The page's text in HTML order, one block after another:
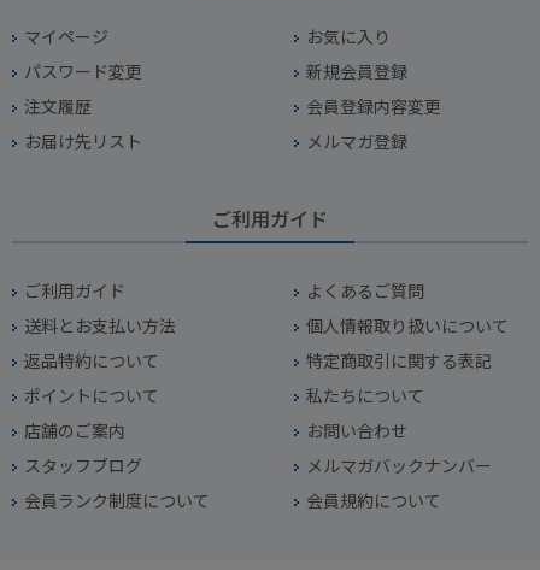
マイページ
お気に入り
パスワード変更
新規会員登録
注文履歴
会員登録内容変更
お届け先リスト
メルマガ登録
ご利用ガイド
ご利用ガイド
よくあるご質問
送料とお支払い方法
個人情報取り扱いについて
返品特約について
特定商取引に関する表記
ポイントについて
私たちについて
店舗のご案内
お問い合わせ
スタッフブログ
メルマガバックナンバー
会員ランク制度について
会員規約について